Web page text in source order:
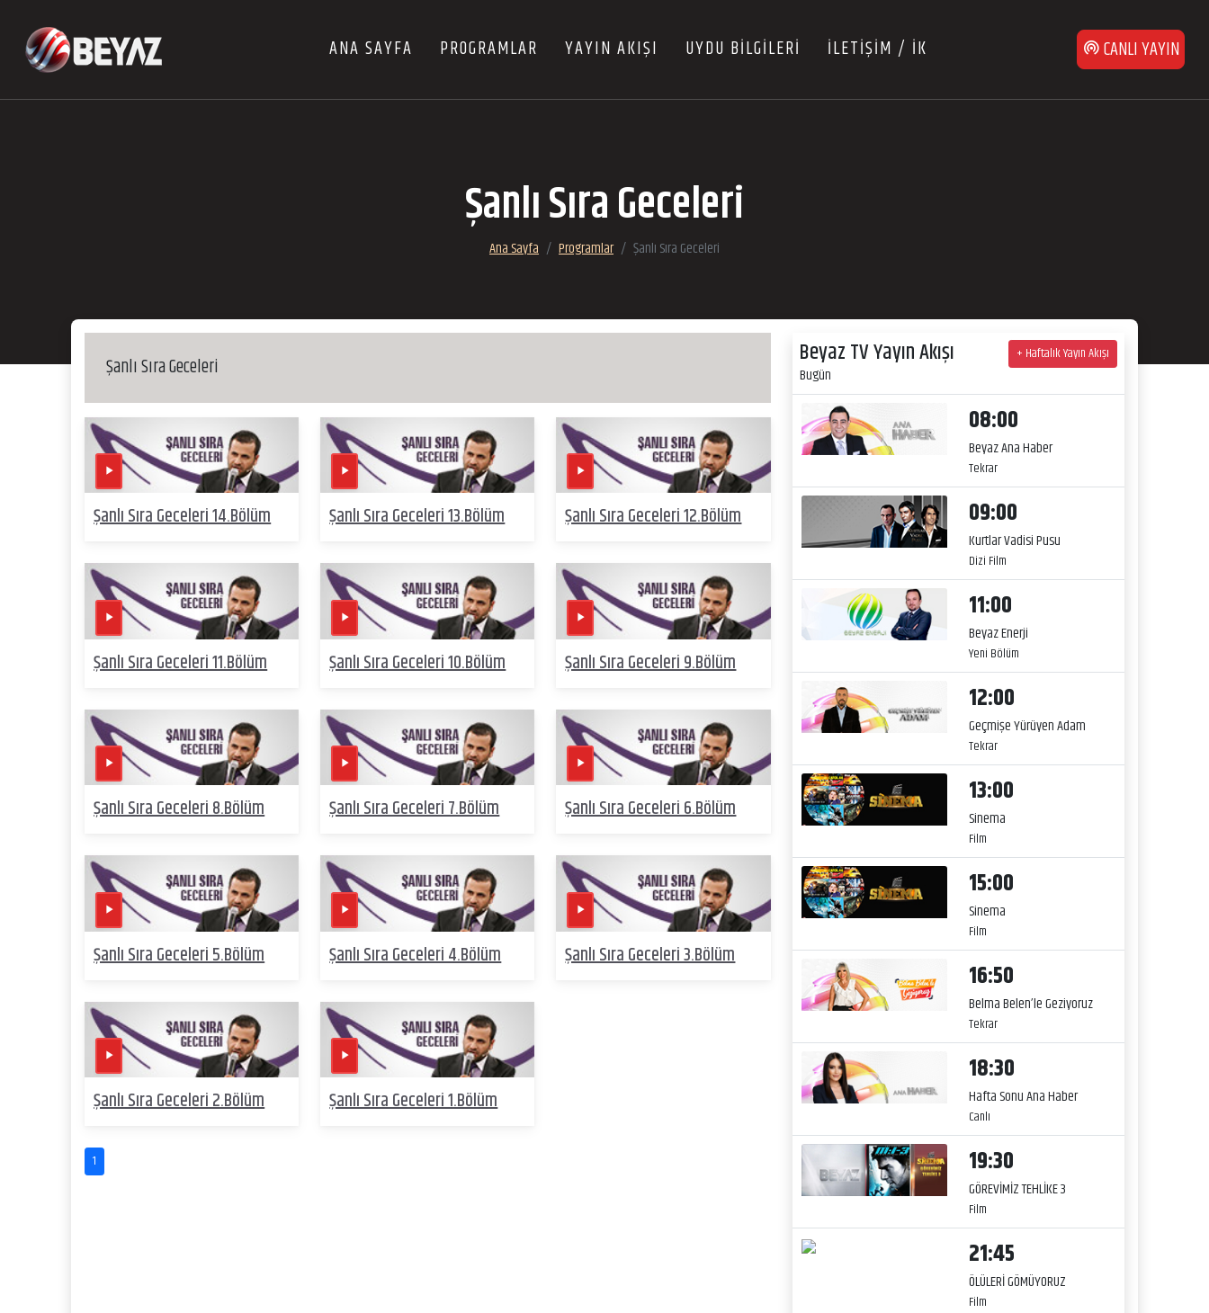
ANA SAYFA PROGRAMLAR YAYIN AKIŞI UYDU BİLGİLERİ İLETİŞİM / İK CANLI YAYIN
Şanlı Sıra Geceleri
Ana Sayfa Programlar Şanlı Sıra Geceleri
Şanlı Sıra Geceleri
Şanlı Sıra Geceleri 14.Bölüm Şanlı Sıra Geceleri 13.Bölüm Şanlı Sıra Geceleri 12.Bölüm
Şanlı Sıra Geceleri 11.Bölüm Şanlı Sıra Geceleri 10.Bölüm Şanlı Sıra Geceleri 9.Bölüm
Şanlı Sıra Geceleri 8.Bölüm Şanlı Sıra Geceleri 7.Bölüm Şanlı Sıra Geceleri 6.Bölüm
Şanlı Sıra Geceleri 5.Bölüm Şanlı Sıra Geceleri 4.Bölüm Şanlı Sıra Geceleri 3.Bölüm
Şanlı Sıra Geceleri 2.Bölüm Şanlı Sıra Geceleri 1.Bölüm
1
Beyaz TV Yayın Akışı
Bugün
+ Haftalık Yayın Akışı
08:00
Beyaz Ana Haber
Tekrar
09:00
Kurtlar Vadisi Pusu
Dizi Film
11:00
Beyaz Enerji
Yeni Bölüm
12:00
Geçmişe Yürüyen Adam
Tekrar
13:00
Sinema
Film
15:00
Sinema
Film
16:50
Belma Belen’le Geziyoruz
Tekrar
18:30
Hafta Sonu Ana Haber
Canlı
19:30
GÖREVİMİZ TEHLİKE 3
Film
21:45
ÖLÜLERİ GÖMÜYORUZ
Film